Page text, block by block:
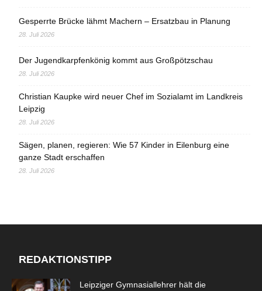
Gesperrte Brücke lähmt Machern – Ersatzbau in Planung
28. Juli 2026
Der Jugendkarpfenkönig kommt aus Großpötzschau
28. Juli 2026
Christian Kaupke wird neuer Chef im Sozialamt im Landkreis
Leipzig
28. Juli 2026
Sägen, planen, regieren: Wie 57 Kinder in Eilenburg eine
ganze Stadt erschaffen
28. Juli 2026
REDAKTIONSTIPP
Leipziger Gymnasiallehrer hält die